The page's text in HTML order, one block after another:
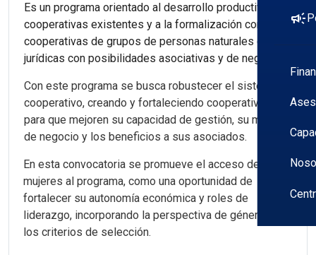
campaign
Es un programa orientado al desarrollo productivo de
cooperativas existentes y a la formalización como
cooperativas de grupos de personas naturales o
jurídicas con posibilidades asociativas y de negocio.
Con este programa se busca robustecer el sistema
cooperativo, creando y fortaleciendo cooperativas
para que mejoren su capacidad de gestión, su modelo
de negocio y los beneficios a sus asociados.
En esta convocatoria se promueve el acceso de las
mujeres al programa, como una oportunidad de
fortalecer su autonomía económica y roles de
liderazgo, incorporando la perspectiva de género en
los criterios de selección.